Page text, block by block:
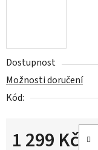
Dostupnost
Možnosti doručení
Kód:
1 299 Kč